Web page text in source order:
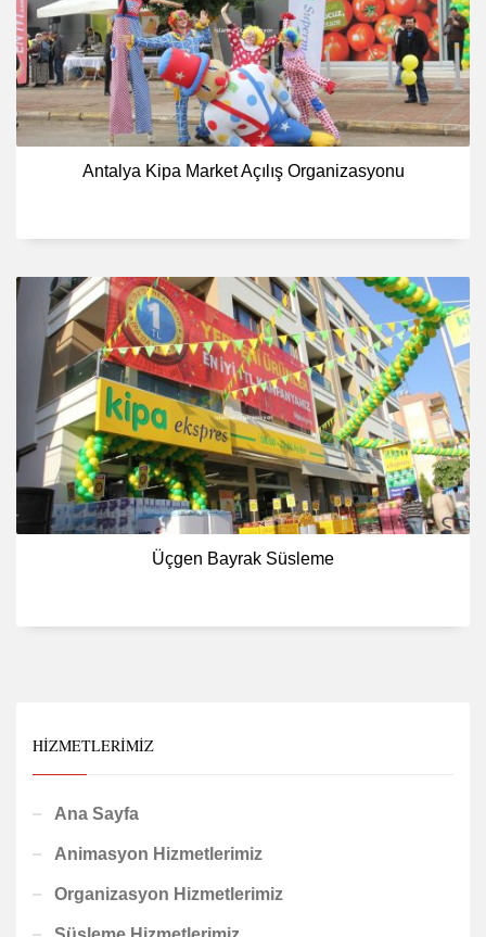
Antalya Kipa Market Açılış Organizasyonu
Üçgen Bayrak Süsleme
HIZMETLERIMIZ
Ana Sayfa
Animasyon Hizmetlerimiz
Organizasyon Hizmetlerimiz